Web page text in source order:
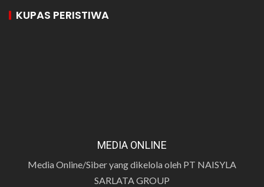
KUPAS PERISTIWA
MEDIA ONLINE
Media Online/Siber yang dikelola oleh PT NAISYLA
SARLATA GROUP